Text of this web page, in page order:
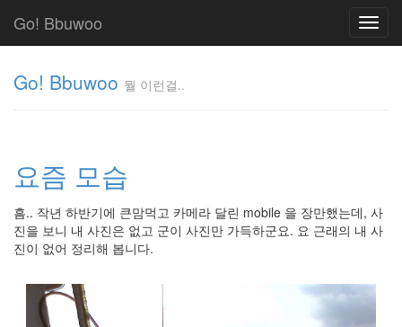
Go! Bbuwoo
Go! Bbuwoo 뭘 이런걸..
요즘 모습
흠.. 작년 하반기에 큰맘먹고 카메라 달린 mobile 을 장만했는데, 사
진을 보니 내 사진은 없고 군이 사진만 가득하군요. 요 근래의 내 사
진이 없어 정리해 봅니다.
걸..
김
균
Cloud